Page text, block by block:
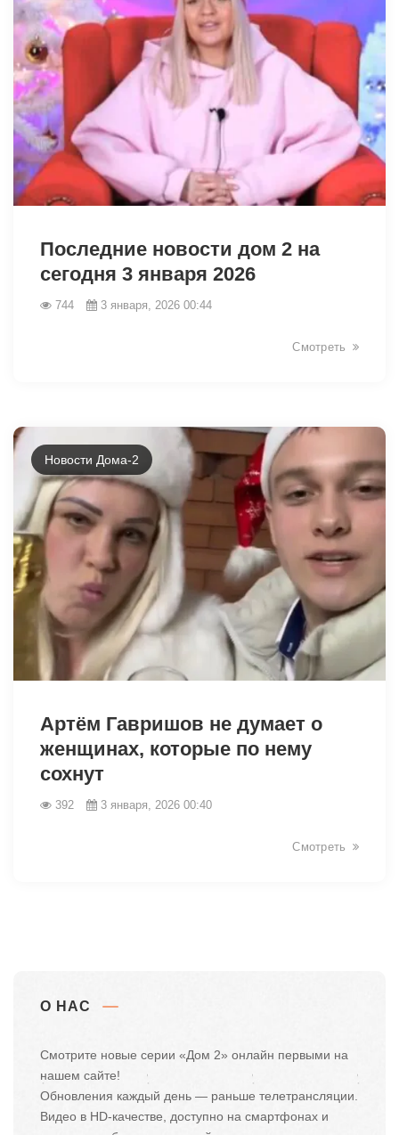
Последние новости дом 2 на
сегодня 3 января 2026
744 3 января, 2026 00:44
Смотреть
Новости Дома-2
Артём Гавришов не думает о
женщинах, которые по нему
сохнут
392 3 января, 2026 00:40
Смотреть
О НАС
Смотрите новые серии «Дом 2» онлайн первыми на
нашем сайте!
Обновления каждый день — раньше телетрансляции.
Видео в HD-качестве, доступно на смартфонах и